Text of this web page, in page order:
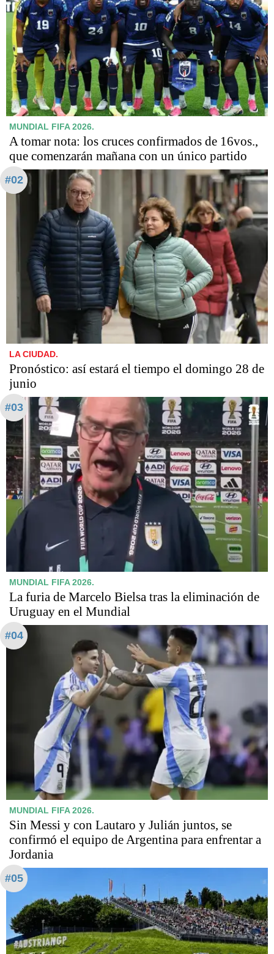
MUNDIAL FIFA 2026.
A tomar nota: los cruces confirmados de 16vos.,
que comenzarán mañana con un único partido
#02
LA CIUDAD.
Pronóstico: así estará el tiempo el domingo 28 de
junio
#03
MUNDIAL FIFA 2026.
La furia de Marcelo Bielsa tras la eliminación de
Uruguay en el Mundial
#04
MUNDIAL FIFA 2026.
Sin Messi y con Lautaro y Julián juntos, se
confirmó el equipo de Argentina para enfrentar a
Jordania
#05